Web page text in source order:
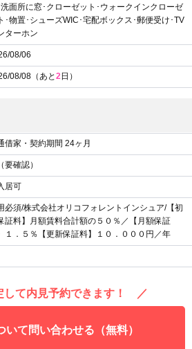
洗面所に窓･クローゼット･ウォークインクローゼ
･物置･シューズWIC･宅配ボックス･郵便受け･TV
ターホン
08/06
08/08（あと2日）
借家・契約期間 24ヶ月
要確認）
居可
必須/株式会社オリコフォレントインシュア/【初
証料】月額賃料合計額の５０％／【月額保証
１．５％【更新保証料】１０．０００円／年
て内見予約できます！ ／
いて問い合わせる（無料）